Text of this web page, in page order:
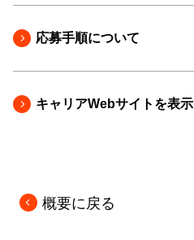
応募手順について
キャリアWebサイトを表示
概要に戻る